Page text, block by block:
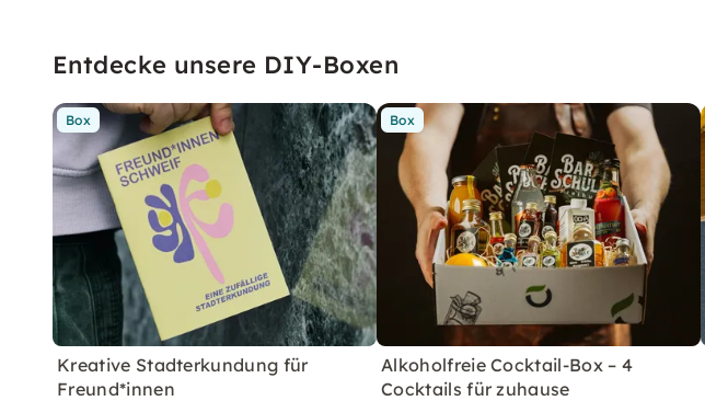
Entdecke unsere DIY-Boxen
Box
Kreative Stadterkundung für
Freund*innen
Box
Alkoholfreie Cocktail-Box – 4
Cocktails für zuhause